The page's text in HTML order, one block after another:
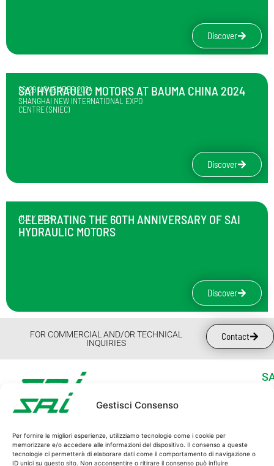
Gestisci Consenso
Per fornire le migliori esperienze, utilizziamo tecnologie come i cookie per
memorizzare e/o accedere alle informazioni del dispositivo. Il consenso a queste
tecnologie ci permetterà di elaborare dati come il comportamento di navigazione o
ID unici su questo sito. Non acconsentire o ritirare il consenso può influire
Discover
26-29 NOVEMBER 2024
SAI HYDRAULIC MOTORS AT BAUMA CHINA 2024
SHANGHAI NEW INTERNATIONAL EXPO
CENTRE (SNIEC)
Discover
JULY 2024
CELEBRATING THE 60TH ANNIVERSARY OF SAI
HYDRAULIC MOTORS
Discover
FOR COMMERCIAL AND/OR TECHNICAL
INQUIRIES
Contact
C.F. and P.I. 00162940365
REG. IMPRESE MO 00162940365